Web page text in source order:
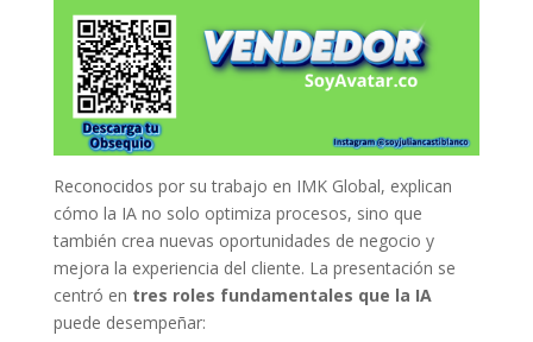
Reconocidos por su trabajo en IMK Global, explican
cómo la IA no solo optimiza procesos, sino que
también crea nuevas oportunidades de negocio y
mejora la experiencia del cliente. La presentación se
centró en tres roles fundamentales que la IA
puede desempeñar: